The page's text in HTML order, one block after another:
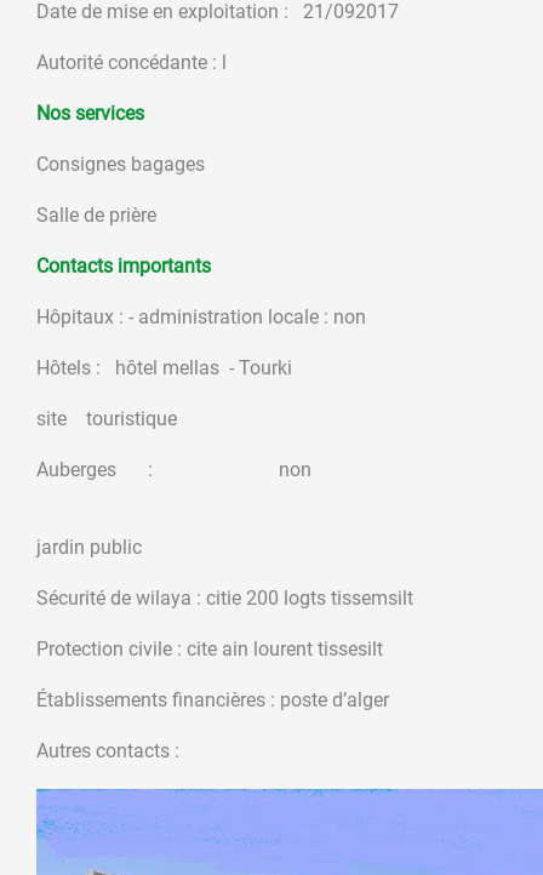
Date de mise en exploitation : 21/092017
Autorité concédante : l
Nos services
Consignes bagages
Salle de prière
Contacts importants
Hôpitaux : - administration locale : non
Hôtels : hôtel mellas - Tourki
site touristique
Auberges : non
jardin public
Sécurité de wilaya : citie 200 logts tissemsilt
Protection civile : cite ain lourent tissesilt
Établissements financières : poste d’alger
Autres contacts :